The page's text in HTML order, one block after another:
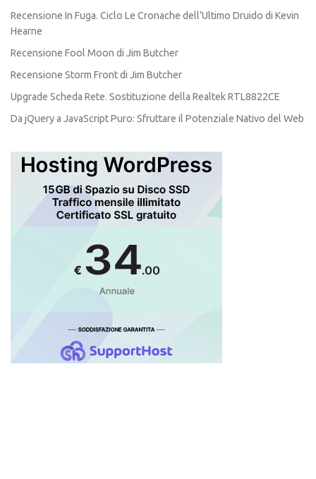
Recensione In Fuga. Ciclo Le Cronache dell’Ultimo Druido di Kevin
Hearne
Recensione Fool Moon di Jim Butcher
Recensione Storm Front di Jim Butcher
Upgrade Scheda Rete. Sostituzione della Realtek RTL8822CE
Da jQuery a JavaScript Puro: Sfruttare il Potenziale Nativo del Web